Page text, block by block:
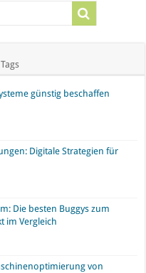
Tags
günstig beschaffen
Digitale Strategien für
Die besten Buggys zum
im Vergleich
von